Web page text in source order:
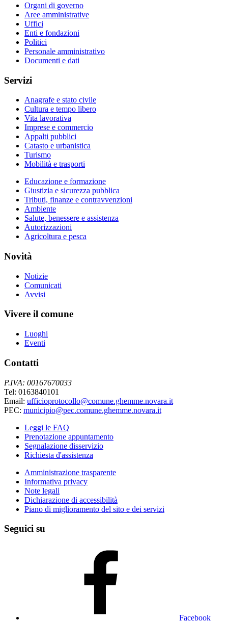
Organi di governo
Aree amministrative
Uffici
Enti e fondazioni
Politici
Personale amministrativo
Documenti e dati
Servizi
Anagrafe e stato civile
Cultura e tempo libero
Vita lavorativa
Imprese e commercio
Appalti pubblici
Catasto e urbanistica
Turismo
Mobilità e trasporti
Educazione e formazione
Giustizia e sicurezza pubblica
Tributi, finanze e contravvenzioni
Ambiente
Salute, benessere e assistenza
Autorizzazioni
Agricoltura e pesca
Novità
Notizie
Comunicati
Avvisi
Vivere il comune
Luoghi
Eventi
Contatti
P.IVA: 00167670033
Tel: 0163840101
Email: ufficioprotocollo@comune.ghemme.novara.it
PEC: municipio@pec.comune.ghemme.novara.it
Leggi le FAQ
Prenotazione appuntamento
Segnalazione disservizio
Richiesta d'assistenza
Amministrazione trasparente
Informativa privacy
Note legali
Dichiarazione di accessibilità
Piano di miglioramento del sito e dei servizi
Seguici su
Facebook